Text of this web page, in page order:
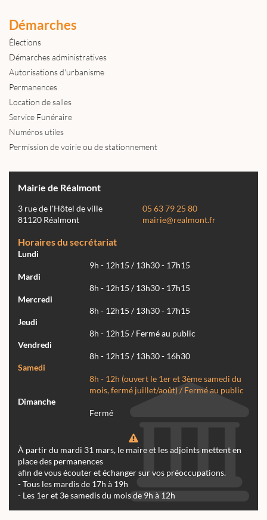
Démarches
Élections
Démarches administratives
Autorisations d'urbanisme
Permanences
Location de salles
Service Funéraire
Numéros utiles
Permission de voirie ou de stationnement
Mairie de Réalmont
3 rue de l'Hôtel de ville
81120 Réalmont
05 63 79 25 80
mairie@realmont.fr
Horaires du secrétariat
Lundi
9h - 12h15 / 13h30 - 17h15
Mardi
8h - 12h15 / 13h30 - 17h15
Mercredi
8h - 12h15 / 13h30 - 17h15
Jeudi
8h - 12h15 / Fermé au public
Vendredi
8h - 12h15 / 13h30 - 16h30
Samedi
8h - 12h (ouvert le 1er et 3ème samedi du
mois, fermé juillet/août) / Fermé au public
Dimanche
Fermé
À partir du mardi 31 mars, le maire et les adjoints mettent en
place des permanences
afin de vous écouter et échanger sur vos préoccupations.
- Tous les mardis de 17h à 19h
- Les 1er et 3e samedis du mois de 9h à 12h